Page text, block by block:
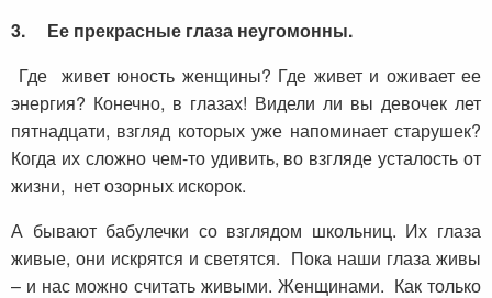
3. Ее прекрасные глаза неугомонны.
Где живет юность женщины? Где живет и оживает ее
энергия? Конечно, в глазах! Видели ли вы девочек лет
пятнадцати, взгляд которых уже напоминает старушек?
Когда их сложно чем-то удивить, во взгляде усталость от
жизни, нет озорных искорок.
А бывают бабулечки со взглядом школьниц. Их глаза
живые, они искрятся и светятся. Пока наши глаза живы
– и нас можно считать живыми. Женщинами. Как только